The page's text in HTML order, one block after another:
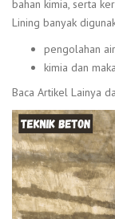
bahan kimia, serta
Lining banyak
pengolahan air
kimia dan
Baca Artikel Lainya